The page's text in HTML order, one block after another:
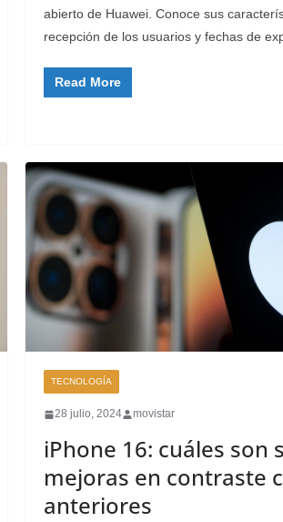
abierto de Huawei. Conoce sus
recepción de los usuarios y fechas de
Read More
TECNOLOGÍA
28 julio, 2024 movistar
iPhone 16: cuáles son
mejoras en contraste
anteriores